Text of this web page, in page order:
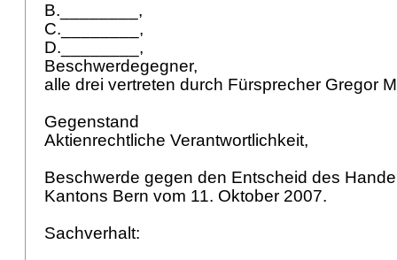
B.________,
C.________,
D.________,
Beschwerdegegner,
alle drei vertreten durch Fürsprecher Gregor
Gegenstand
Aktienrechtliche Verantwortlichkeit,
Beschwerde gegen den Entscheid des
Kantons Bern vom 11. Oktober 2007.
Sachverhalt: